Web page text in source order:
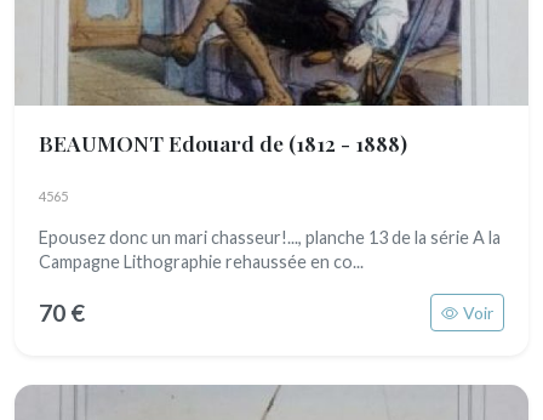
BEAUMONT Edouard de (1812 - 1888)
4565
Epousez donc un mari chasseur!..., planche 13 de la série A la
Campagne Lithographie rehaussée en co...
70 € Voir